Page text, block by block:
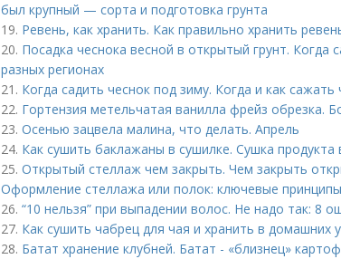
был крупный — сорта и подготовка грунта
19. Ревень, как хранить. Как правильно хранить
20. Посадка чеснока весной в открытый грунт. Когда
разных регионах
21. Когда садить чеснок под зиму. Когда и как
22. Гортензия метельчатая ванилла фрейз обрезка.
23. Осенью зацвела малина, что делать. Апрель
24. Как сушить баклажаны в сушилке. Сушка продукта
25. Открытый стеллаж чем закрыть. Чем закрыть
Оформление стеллажа или полок: ключевые
26. “10 нельзя” при выпадении волос. Не надо так: 8
27. Как сушить чабрец для чая и хранить в домашних
28. Батат хранение клубней. Батат - «близнец»